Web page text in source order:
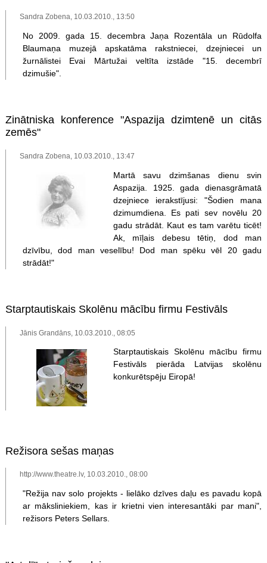
Sandra Zobena, 10.03.2010., 13:50
No 2009. gada 15. decembra Jaņa Rozentāla un Rūdolfa
Blaumaņa muzejā apskatāma rakstniecei, dzejniecei un
žurnālistei Evai Mārtužai veltīta izstāde "15. decembrī
dzimušie".
Zinātniska konference "Aspazija dzimtenē un citās
zemēs"
Sandra Zobena, 10.03.2010., 13:47
Martā savu dzimšanas dienu svin
Aspazija. 1925. gada dienasgrāmatā
dzejniece ierakstījusi: "Šodien mana
dzimumdiena. Es pati sev novēlu 20
gadu strādāt. Kaut es tam varētu ticēt!
Ak, mīļais debesu tētiņ, dod man
dzīvību, dod man veselību! Dod man spēku vēl 20 gadu
strādāt!"
Starptautiskais Skolēnu mācību firmu Festivāls
Jānis Grandāns, 10.03.2010., 08:05
Starptautiskais Skolēnu mācību firmu
Festivāls pierāda Latvijas skolēnu
konkurētspēju Eiropā!
Režisora sešas maņas
http://www.theatre.lv, 10.03.2010., 08:00
"Režija nav solo projekts - lielāko dzīves daļu es pavadu kopā
ar māksliniekiem, kas ir krietni vien interesantāki par mani",
režisors Peters Sellars.